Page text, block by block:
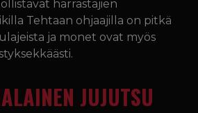
harrastajien
Tehtaan ohjaajilla on pitkä
ja monet ovat myös
JUJUTSU